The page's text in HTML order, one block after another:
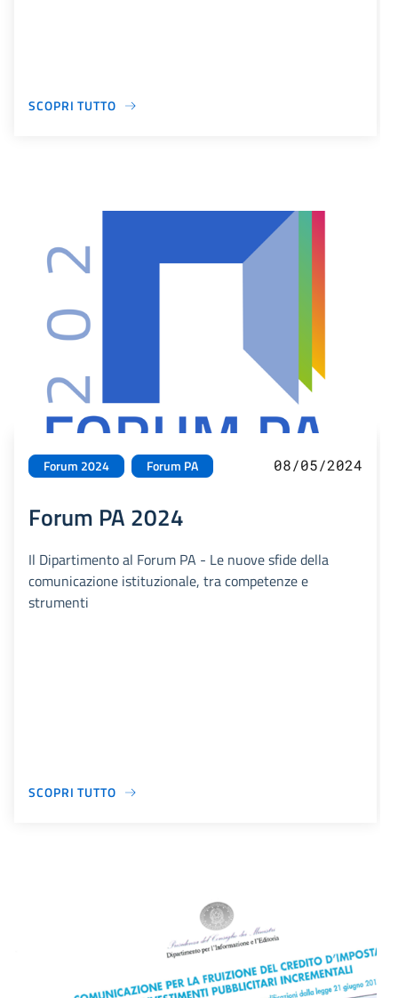
SCOPRI TUTTO
Forum 2024 Forum PA 08/05/2024
Forum PA 2024
Il Dipartimento al Forum PA - Le nuove sfide della
comunicazione istituzionale, tra competenze e
strumenti
SCOPRI TUTTO